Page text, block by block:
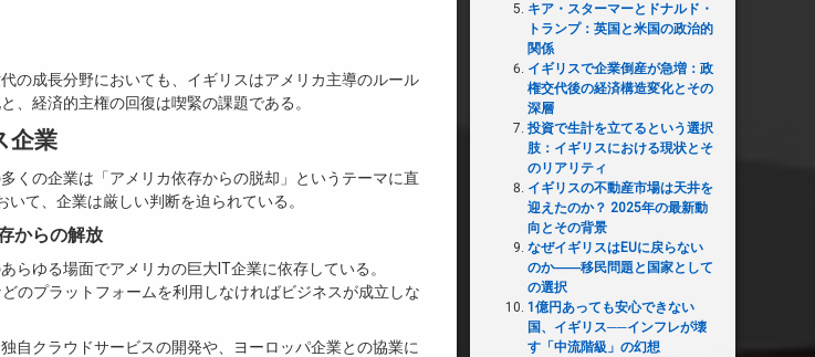
の成長分野においても、イギリスはアメリカ主導のルール
、経済的主権の回復は喫緊の課題である。
企業
くの企業は「アメリカ依存からの脱却」というテーマに直
て、企業は厳しい判断を迫られている。
からの解放
らゆる場面でアメリカの巨大IT企業に依存している。
のプラットフォームを利用しなければビジネスが成立しな
自クラウドサービスの開発や、ヨーロッパ企業との協業に
キア・スターマーとドナルド・
トランプ：英国と米国の政治的
関係
イギリスで企業倒産が急増：政
権交代後の経済構造変化とその
深層
投資で生計を立てるという選択
肢：イギリスにおける現状とそ
のリアリティ
イギリスの不動産市場は天井を
迎えたのか？ 2025年の最新動
向とその背景
なぜイギリスはEUに戻らない
のか――移民問題と国家として
の選択
1億円あっても安心できない
国、イギリス──インフレが壊
す「中流階級」の幻想